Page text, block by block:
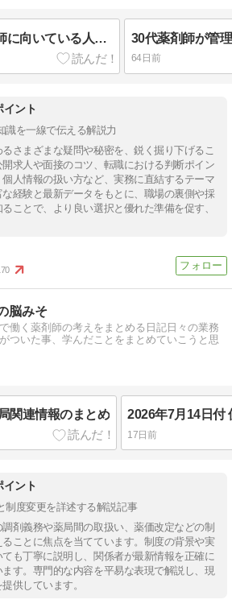
ドラッグストア薬剤師に向いている人・向いていない人｜OTC・調剤併設・ノルマの実態
64日前
イント
識を一線で伝える解説力
さまざまな疑問や秘密を、鋭く掘り下げるこ
求人や面接のコツ、転職における判断ポイン
個人情報の扱い方など、実務に直結するテーマ
経験と最新データをもとに、職場の裏側や採
ことで、より良い選択と優れた準備を促す、
脳みそ
働く薬剤師の考えをまとめる日記日々の業務
ついた事、学んだことをまとめていこうと思
関連情報のまとめ
17日前
イント
制度変更を詳述する解説記事
剤義務や薬局間の取扱い、薬価改定などの制
ことに焦点を当てています。制度の背景や実
も丁寧に説明し、関係者が最新情報を正確に
す。専門的な内容を平易な表現で解説し、現
供しています。